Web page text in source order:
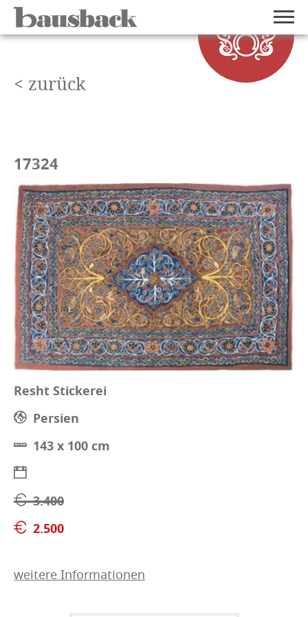
< zurück
17324
Resht Stickerei
Persien
143 x 100 cm
3.400
2.500
weitere Informationen